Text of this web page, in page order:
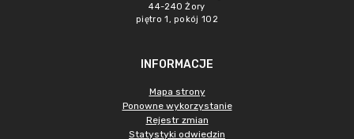
44-240 Żory
piętro 1, pokój 102
INFORMACJE
Mapa strony
Ponowne wykorzystanie
Rejestr zmian
Statystyki odwiedzin